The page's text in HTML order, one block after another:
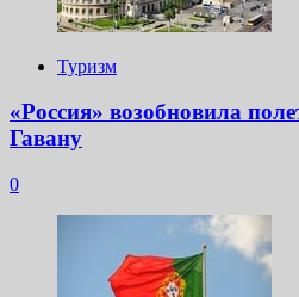
Туризм
«Россия» возобновила
Гавану
0